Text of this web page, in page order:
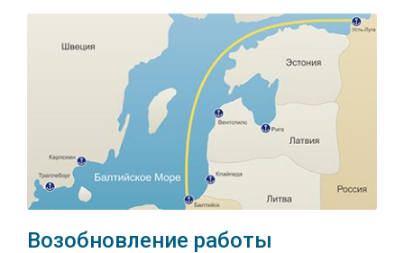
Возобновление работы